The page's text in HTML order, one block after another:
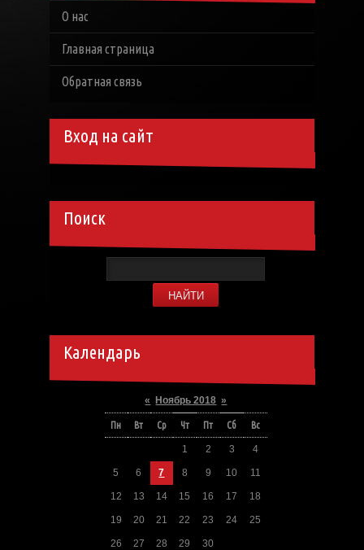
О нас
Главная страница
Обратная связь
Вход на сайт
Поиск
Календарь
« Ноябрь 2018 »
Пн Вт Ср Чт Пт Сб Вс
1 2 3 4
5 6 7 8 9 10 11
12 13 14 15 16 17 18
19 20 21 22 23 24 25
26 27 28 29 30